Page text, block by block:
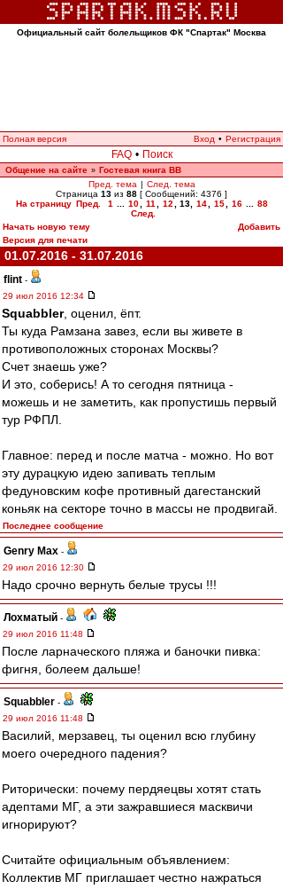
Официальный сайт болельщиков ФК "Спартак" Москва
Полная версия Вход • Регистрация
FAQ • Поиск
Общение на сайте » Гостевая книга ВВ
Пред. тема | След. тема
Страница 13 из 88 [ Сообщений: 4376 ]
На страницу Пред. 1 10 11 12 13, 14 15 16
88
След.
Начать новую тему
Добавить
Версия для печати
01.07.2016 - 31.07.2016
flint -
29 июл 2016 12:34
Squabbler, оценил, ёпт.
Ты куда Рамзана завез, если вы живете в
противоположных сторонах Москвы?
Счет знаешь уже?
И это, соберись! А то сегодня пятница -
можешь и не заметить, как пропустишь первый
тур РФПЛ.
Главное: перед и после матча - можно. Но вот
эту дурацкую идею запивать теплым
федуновским кофе противный дагестанский
коньяк на секторе точно в массы не продвигай.
Последнее сообщение
Genry Max -
29 июл 2016 12:30
Надо срочно вернуть белые трусы !!!
Лохматый -
29 июл 2016 11:48
После ларначеского пляжа и баночки пивка:
фигня, болеем дальше!
Squabbler -
29 июл 2016 11:48
Василий, мерзавец, ты оценил всю глубину
моего очередного падения?
Риторически: почему пердяецвы хотят стать
адептами МГ, а эти зажравшиеся масквичи
игнорируют?
Считайте официальным объявлением:
Коллектив МГ приглашает честно нажраться